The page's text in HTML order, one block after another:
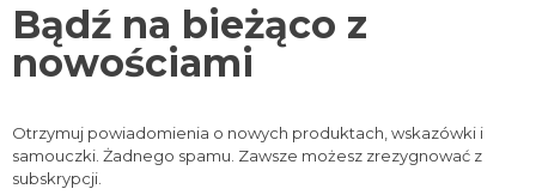
Bądź na bieżąco z
nowościami
Otrzymuj powiadomienia o nowych produktach, wskazówki i
samouczki. Żadnego spamu. Zawsze możesz zrezygnować z
subskrypcji.